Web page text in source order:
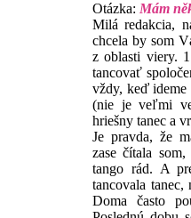
Otázka: Mám
Milá redakcia,
chcela by som
z oblasti viery.
tancovať
vždy, keď ideme
(nie je veľmi
hriešny tanec a
Je pravda, že
zase čítala
tango rád. A
tancovala
Doma často